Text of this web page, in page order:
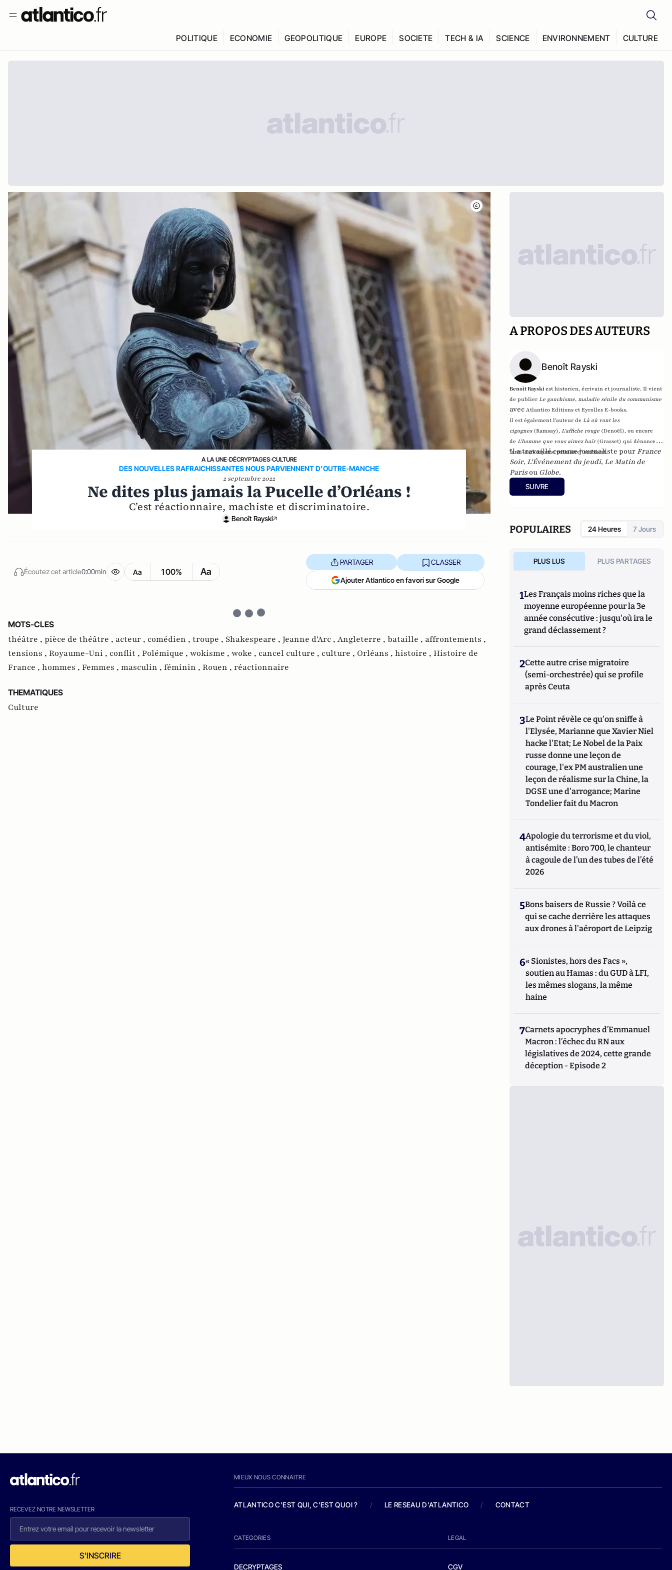
POLITIQUE ECONOMIE GEOPOLITIQUE EUROPE SOCIETE TECH & IA SCIENCE ENVIRONNEMENT CULTURE
A LA UNE›DÉCRYPTAGES›CULTURE
DES NOUVELLES RAFRAICHISSANTES NOUS PARVIENNENT D’OUTRE-MANCHE
2 septembre 2022
Ne dites plus jamais la Pucelle d’Orléans !
C’est réactionnaire, machiste et discriminatoire.
Benoît Rayski
Écoutez cet article0:00min Aa 100% Aa
PARTAGER CLASSER
Ajouter Atlantico en favori sur Google
MOTS-CLES
théâtre , pièce de théâtre , acteur , comédien , troupe , Shakespeare , Jeanne d'Arc , Angleterre , bataille , affrontements ,
tensions , Royaume-Uni , conflit , Polémique , wokisme , woke , cancel culture , culture , Orléans , histoire , Histoire de
France , hommes , Femmes , masculin , féminin , Rouen , réactionnaire
THEMATIQUES
Culture
A PROPOS DES AUTEURS
Benoît Rayski
Benoît Rayskiest historien, écrivain et journaliste. Il vient
de publierLe gauchisme, maladie sénile du communisme
avecAtlantico Editions et Eyrolles E-books.
Il est également l'auteur deLà où vont les
cigognes (Ramsay),L'affiche rouge (Denoël), ou encore
deL'homme que vous aimez haïr (Grasset) qui dénonce l'
"anti-sarkozysme primaire" ambiant.
Il a travaillé comme journaliste pour France
Soir, L'Événement du jeudi, Le Matin de
Parisou Globe.
SUIVRE
POPULAIRES 24 Heures 7 Jours
PLUS LUS PLUS PARTAGES
1Les Français moins riches que la
moyenne européenne pour la 3e
année consécutive : jusqu'où ira le
grand déclassement ?
2Cette autre crise migratoire
(semi-orchestrée) qui se profile
après Ceuta
3Le Point révèle ce qu'on sniffe à
l'Elysée, Marianne que Xavier Niel
hacke l'Etat; Le Nobel de la Paix
russe donne une leçon de
courage, l'ex PM australien une
leçon de réalisme sur la Chine, la
DGSE une d'arrogance; Marine
Tondelier fait du Macron
4Apologie du terrorisme et du viol,
antisémite : Boro 700, le chanteur
à cagoule de l’un des tubes de l’été
2026
5Bons baisers de Russie ? Voilà ce
qui se cache derrière les attaques
aux drones à l'aéroport de Leipzig
6« Sionistes, hors des Facs »,
soutien au Hamas : du GUD à LFI,
les mêmes slogans, la même
haine
7Carnets apocryphes d’Emmanuel
Macron : l’échec du RN aux
législatives de 2024, cette grande
déception - Episode 2
RECEVEZ NOTRE NEWSLETTER
S'INSCRIRE
MIEUX NOUS CONNAITRE
ATLANTICO C'EST QUI, C'EST QUOI ? / LE RESEAU D'ATLANTICO / CONTACT
CATEGORIES
DECRYPTAGES
LEGAL
CGV